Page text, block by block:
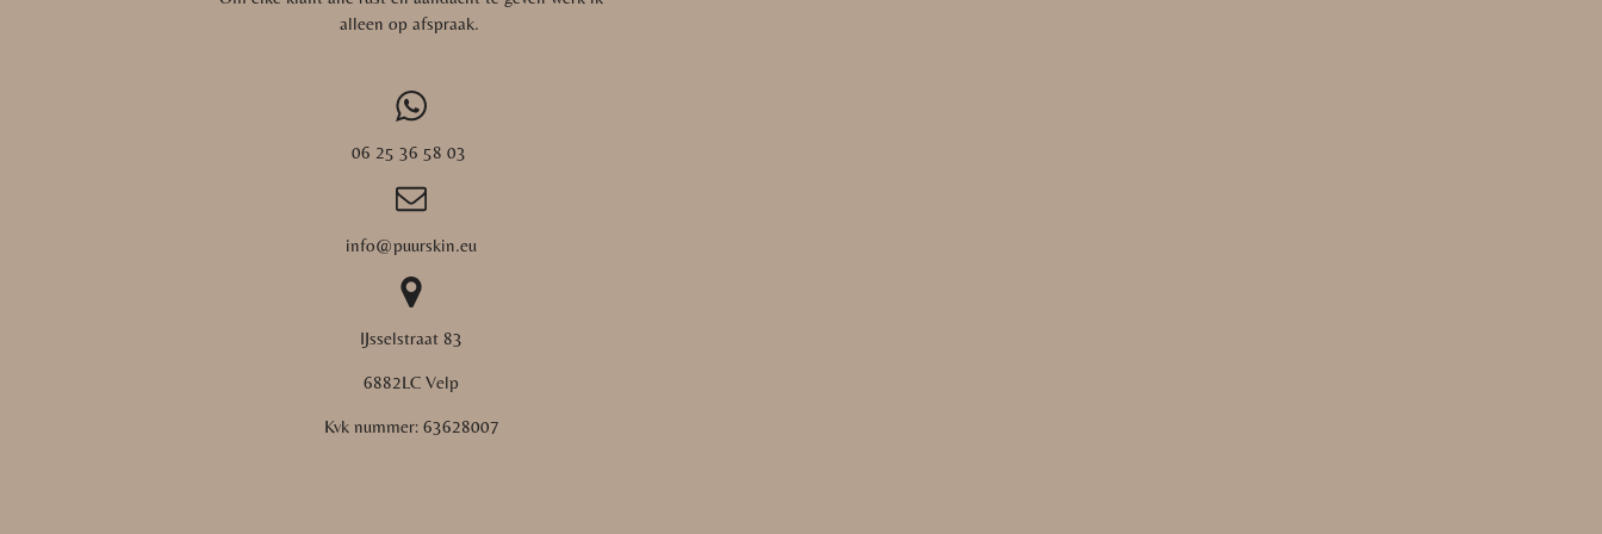
alleen op afspraak.
06 25 36 58 03
info@puurskin.eu
IJsselstraat 83
6882LC Velp
Kvk nummer: 63628007